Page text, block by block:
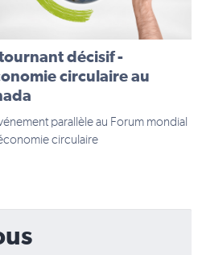
décisif -
circulaire au
parallèle au Forum mondial
circulaire